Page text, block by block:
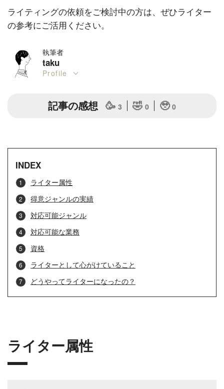
ライティングの依頼をご検討中の方は、ぜひライター
の参考にご活用ください。
執筆者
taku
Profile
記事の感想 🥳 3 🤣 0 🥹 0
INDEX
ライター属性
得意ジャンルの実績
対応可能ジャンル
対応可能な業務
資格
ライターとして心がけていること
どうやってライターになったの？
ライター属性